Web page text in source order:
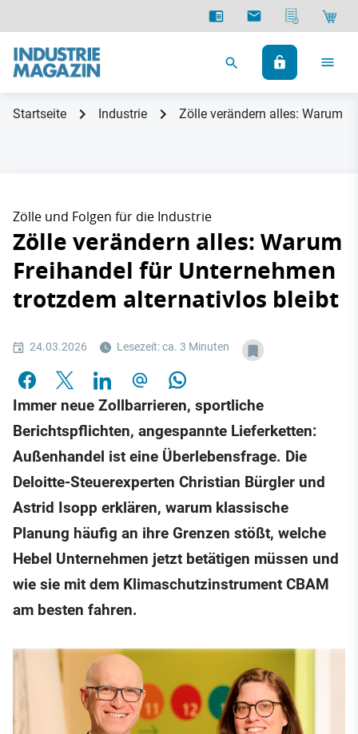
Startseite Industrie Zölle verändern alles: Warum
Zölle und Folgen für die Industrie
Zölle verändern alles: Warum
Freihandel für Unternehmen
trotzdem alternativlos bleibt
24.03.2026 Lesezeit: ca. 3 Minuten
Immer neue Zollbarrieren, sportliche
Berichtspflichten, angespannte Lieferketten:
Außenhandel ist eine Überlebensfrage. Die
Deloitte-Steuerexperten Christian Bürgler und
Astrid Isopp erklären, warum klassische
Planung häufig an ihre Grenzen stößt, welche
Hebel Unternehmen jetzt betätigen müssen und
wie sie mit dem Klimaschutzinstrument CBAM
am besten fahren.